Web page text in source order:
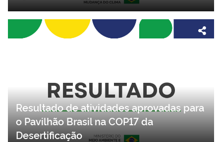
Resultado de atividades aprovadas para
o Pavilhão Brasil na COP17 da
Desertificação